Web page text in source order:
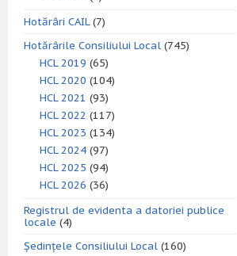
Hotărâri CAIL(7)
Hotărârile Consiliului Local (745)
HCL 2019 (65)
HCL 2020 (104)
HCL 2021 (93)
HCL 2022 (117)
HCL 2023 (134)
HCL 2024 (97)
HCL 2025 (94)
HCL 2026 (36)
Registrul de evidenta a datoriei publice
locale (4)
Ședințele Consiliului Local (160)